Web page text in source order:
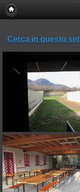
Cerca in questo set